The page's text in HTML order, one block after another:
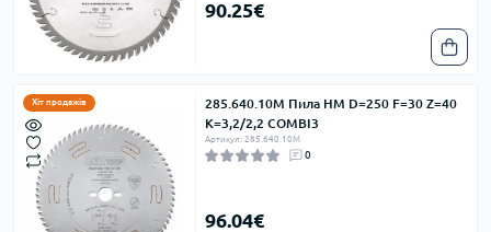
90.25€
Хіт продажів
285.640.10M Пила HM D=250 F=30 Z=40
K=3,2/2,2 COMBI3
Артикул: 285.640.10M
0
96.04€